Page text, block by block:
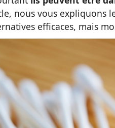
nous vous expliquons
efficaces, mais